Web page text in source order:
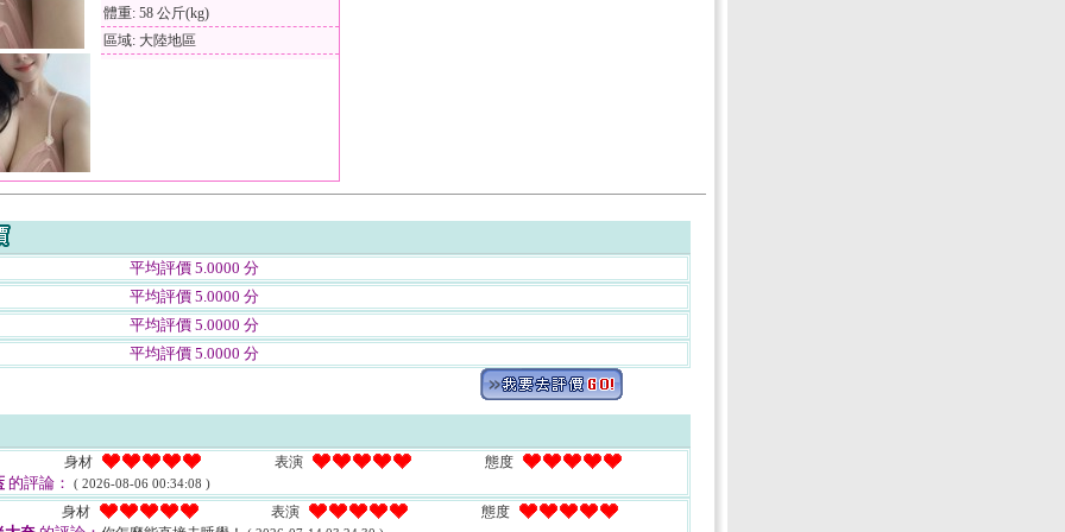
體重: 58 公斤(kg)
區域: 大陸地區
平均評價 5.0000 分
平均評價 5.0000 分
平均評價 5.0000 分
平均評價 5.0000 分
身材 表演 態度
的評論： ( 2026-08-06 00:34:08 )
身材 表演 態度